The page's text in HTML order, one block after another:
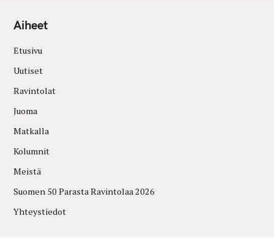
Aiheet
Etusivu
Uutiset
Ravintolat
Juoma
Matkalla
Kolumnit
Meistä
Suomen 50 Parasta Ravintolaa 2026
Yhteystiedot